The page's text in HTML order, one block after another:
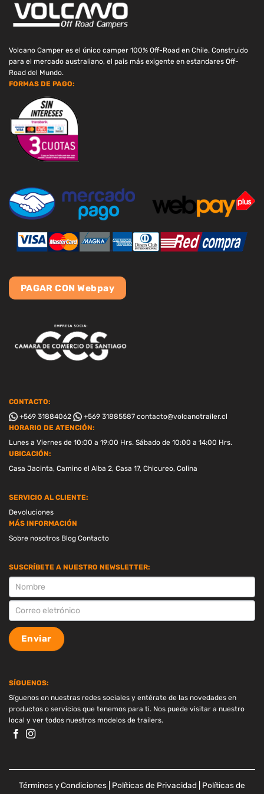
Volcano Camper es el único camper 100% Off-Road en Chile. Construido
para el mercado australiano, el pais más exigente en estandares Off-
Road del Mundo.
FORMAS DE PAGO:
PAGAR CON Webpay
CONTACTO:
+569 31884062
+569 31885587 contacto@volcanotrailer.cl
HORARIO DE ATENCIÓN:
Lunes a Viernes de 10:00 a 19:00 Hrs. Sábado de 10:00 a 14:00 Hrs.
UBICACIÓN:
Casa Jacinta, Camino el Alba 2, Casa 17, Chicureo, Colina
SERVICIO AL CLIENTE:
Devoluciones
MÁS INFORMACIÓN
Sobre nosotros Blog Contacto
SUSCRÍBETE A NUESTRO NEWSLETTER:
SUSCRIPCION
Enviar
SÍGUENOS:
Síguenos en nuestras redes sociales y entérate de las novedades en
productos o servicios que tenemos para ti. Nos puede visitar a nuestro
local y ver todos nuestros modelos de trailers.
Términos y Condiciones Políticas de Privacidad
Políticas de